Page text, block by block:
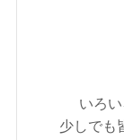
いろ
少しでも